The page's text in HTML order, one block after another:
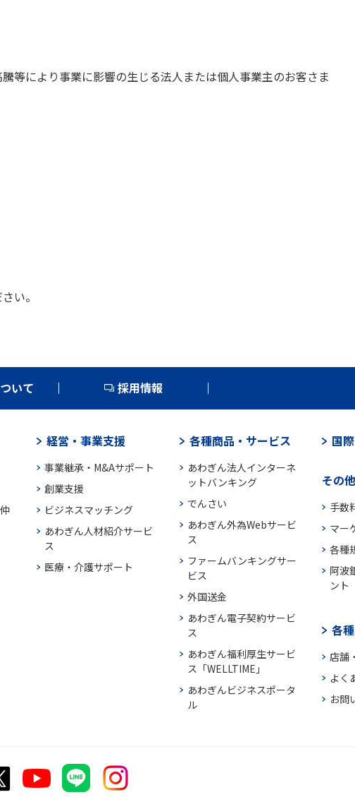
等により事業に影響の生じる法人または個人事業主のお客さま
い。
いて 採用情報
経営・事業支援
事業継承・M&Aサポート
創業支援
ビジネスマッチング
あわぎん人材紹介サービ
ス
医療・介護サポート
各種商品・サービス
あわぎん法人インターネ
ットバンキング
でんさい
あわぎん外為Webサービ
ス
ファームバンキングサー
ビス
外国送金
あわぎん電子契約サービ
ス
あわぎん福利厚生サービ
ス「WELLTIME」
あわぎんビジネスポータ
ル
国
その
手数
マー
各種
阿波
ント
各
店舗
よく
お問